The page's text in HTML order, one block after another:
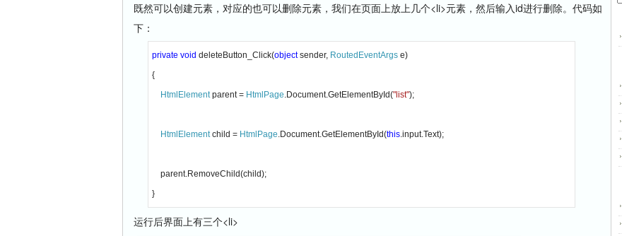
既然可以创建元素，对应的也可以删除元素，我们在页面上放上几个<li>元素，然后输入id进行删除。代码如
下：
private void deleteButton_Click(object sender, RoutedEventArgs e)
{
HtmlElement parent = HtmlPage.Document.GetElementById("list");
HtmlElement child = HtmlPage.Document.GetElementById(this.input.Text);
}
运行后界面上有三个<li>